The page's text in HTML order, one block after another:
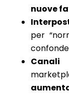
nuove
per